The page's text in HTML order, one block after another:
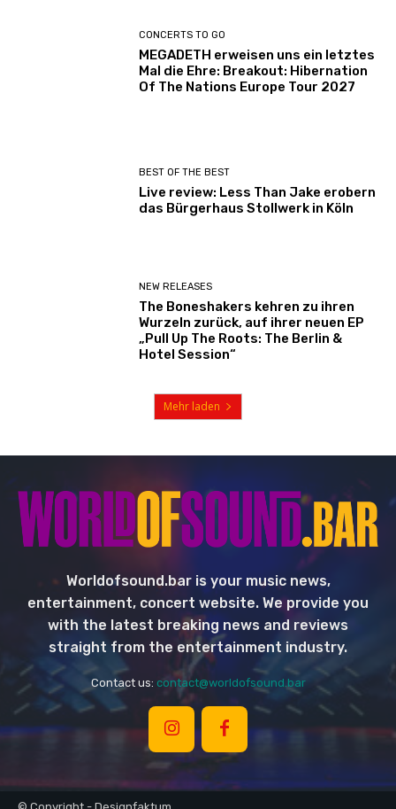
CONCERTS TO GO
MEGADETH erweisen uns ein letztes
Mal die Ehre: Breakout: Hibernation
Of The Nations Europe Tour 2027
BEST OF THE BEST
Live review: Less Than Jake erobern
das Bürgerhaus Stollwerk in Köln
NEW RELEASES
The Boneshakers kehren zu ihren
Wurzeln zurück, auf ihrer neuen EP
„Pull Up The Roots: The Berlin &
Hotel Session“
Mehr laden
Worldofsound.bar is your music news,
entertainment, concert website. We provide you
with the latest breaking news and reviews
straight from the entertainment industry.
Contact us: contact@worldofsound.bar